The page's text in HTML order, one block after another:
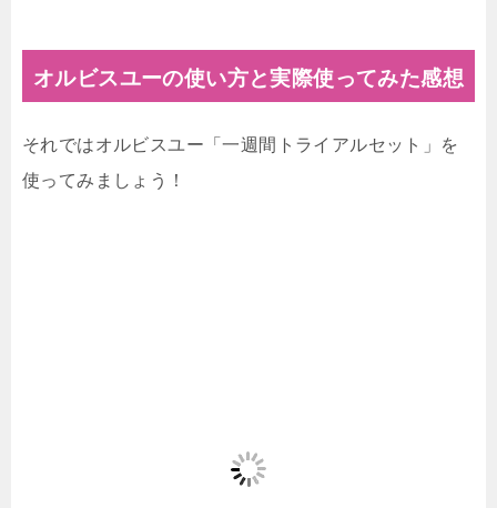
オルビスユーの使い方と実際使ってみた感想
それではオルビスユー「一週間トライアルセット」を
使ってみましょう！